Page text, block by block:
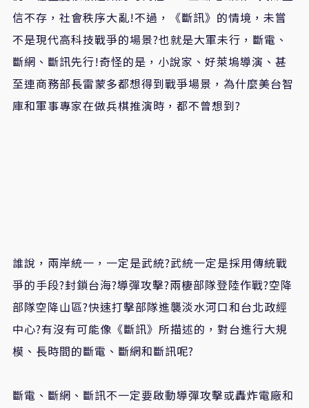
信不存，社會秩序大亂!不過，《斷訊》的情境，未嘗
不是現代高科技戰爭的場景?也就是大軍未行，斷電、
斷網、斷訊先行!奇怪的是，小說家、好萊塢導演、甚
至連商務部長雷蒙多都想得到戰爭場景，為什麼美台智
庫和軍事專家在做兵棋推演時，都不曾想到?
誰說，兩岸統一，一定是武統?武統一定是採用傳統戰
爭的手段?封鎖台海?導彈攻擊?兩棲部隊登陸作戰?空降
部隊空降山區?快速打擊部隊進襲淡水河口和台北政經
中心?有沒有可能像《斷訊》所描述的，對台進行大規
模、長時間的斷電、斷網和斷訊呢?
斷電、斷網、斷訊不一定要啟動導彈攻擊或轟炸電廠和